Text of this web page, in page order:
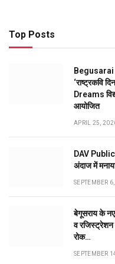
Top Posts
Begusarai
‘राष्ट्रकवि
Dreams
आयोजित
APRIL 25,
DAV
अंदाज में
SEPTEMBER
बेगूसराय के
व रजिस्ट्रेशन
रोक…
SEPTEMBER